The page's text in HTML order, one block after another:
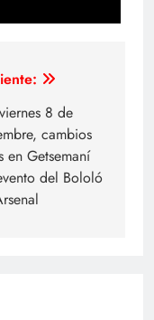
8 de
cambios
en Getsemaní
del Bololó